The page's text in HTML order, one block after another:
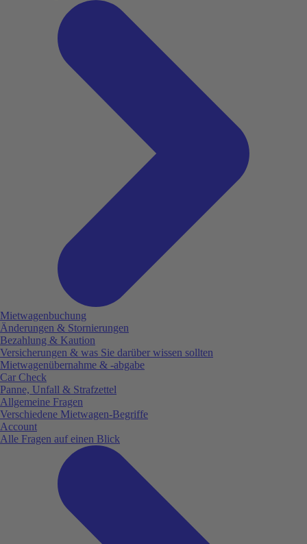
Mietwagenbuchung
Änderungen & Stornierungen
Bezahlung & Kaution
Versicherungen & was Sie darüber wissen sollten
Mietwagenübernahme & -abgabe
Car Check
Panne, Unfall & Strafzettel
Allgemeine Fragen
Verschiedene Mietwagen-Begriffe
Account
Alle Fragen auf einen Blick